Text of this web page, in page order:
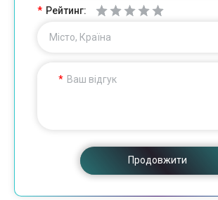
Рейтинг:
Місто, Країна
Ваш відгук
Продовжити